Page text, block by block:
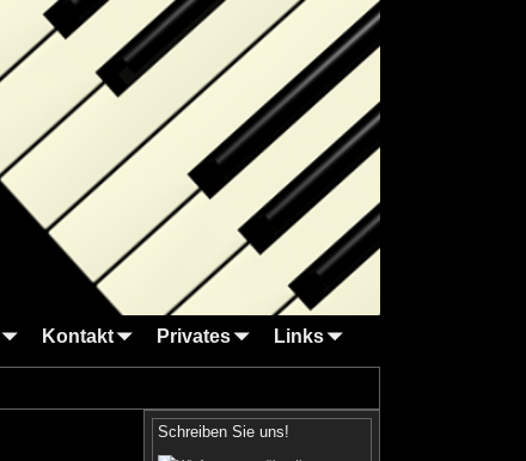
Kontakt Privates Links
Schreiben Sie uns!